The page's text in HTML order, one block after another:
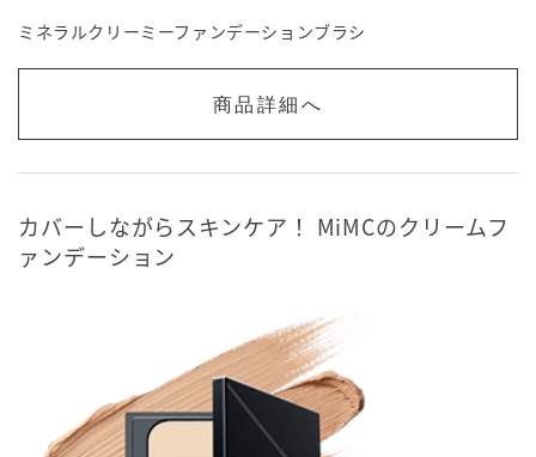
ミネラルクリーミーファンデーションブラシ
商品詳細へ
カバーしながらスキンケア！ MiMCのクリームフ
ァンデーション